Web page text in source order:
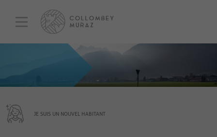
JE SUIS UN NOUVEL HABITANT